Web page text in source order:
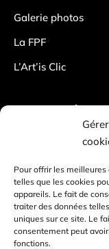
Pour offrir les
telles que les cookies
appareils. Le fait de
traiter des données
uniques sur ce site. Le
consentement peut
fonctions.
Galerie photos
La FPF
L’Art’is Clic
Information
Demande
Mentions légales
Politique de